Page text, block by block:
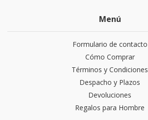
Menú
Formulario de contacto
Cómo Comprar
Términos y Condiciones
Despacho y Plazos
Devoluciones
Regalos para Hombre